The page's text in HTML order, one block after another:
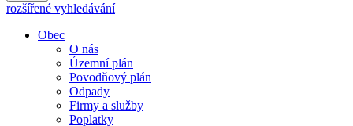
rozšířené vyhledávání
Obec
O nás
Územní plán
Povodňový plán
Odpady
Firmy a služby
Poplatky